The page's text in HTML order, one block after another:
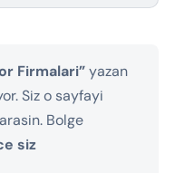
Firmalari”yazan
Siz o sayfayi
Bolge
siz